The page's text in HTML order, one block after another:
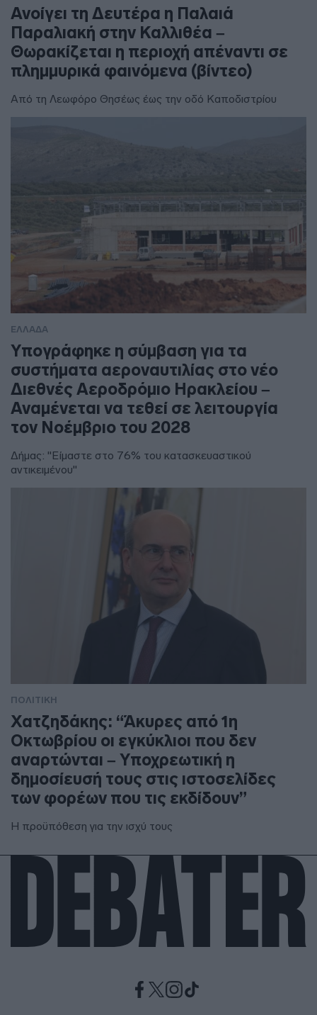
Ανοίγει τη Δευτέρα η Παλαιά
Παραλιακή στην Καλλιθέα –
Θωρακίζεται η περιοχή απέναντι σε
πλημμυρικά φαινόμενα (βίντεο)
Από τη Λεωφόρο Θησέως έως την οδό Καποδιστρίου
ΕΛΛΑΔΑ
Υπογράφηκε η σύμβαση για τα
συστήματα αεροναυτιλίας στο νέο
Διεθνές Αεροδρόμιο Ηρακλείου –
Αναμένεται να τεθεί σε λειτουργία
τον Νοέμβριο του 2028
Δήμας: "Είμαστε στο 76% του κατασκευαστικού
αντικειμένου"
ΠΟΛΙΤΙΚΗ
Χατζηδάκης: “Άκυρες από 1η
Οκτωβρίου οι εγκύκλιοι που δεν
αναρτώνται – Υποχρεωτική η
δημοσίευσή τους στις ιστοσελίδες
των φορέων που τις εκδίδουν”
Η προϋπόθεση για την ισχύ τους